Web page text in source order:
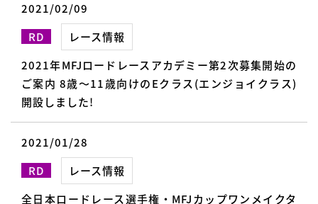
2021/02/09
RD
レース情報
2021年MFJロードレースアカデミー第2次募集開始の
ご案内 8歳～11歳向けのEクラス(エンジョイクラス)
開設しました!
2021/01/28
RD
レース情報
全日本ロードレース選手権・MFJカップワンメイクタ